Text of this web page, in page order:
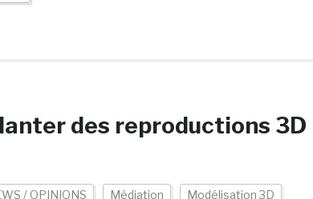
des reproductions 3D
/ OPINIONS Médiation Modélisation 3D